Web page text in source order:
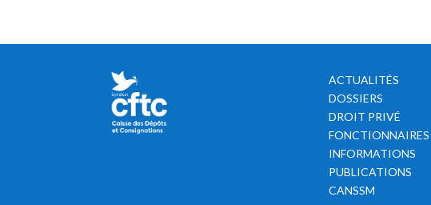
ACTUALITÉS
DOSSIERS
DROIT PRIVÉ
FONCTIONNAIRES
INFORMATIONS
PUBLICATIONS
CANSSM